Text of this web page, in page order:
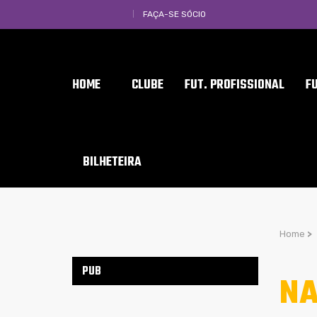
FAÇA-SE SÓCIO
HOME CLUBE FUT. PROFISSIONAL
BILHETEIRA
Home >
PUB